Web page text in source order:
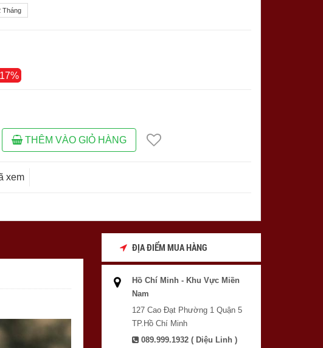
Tháng
THÊM VÀO GIỎ HÀNG
xem
ĐỊA ĐIỂM MUA HÀNG
Hồ Chí Minh - Khu Vực Miền
Nam
127 Cao Đạt Phường 1 Quận 5
TP.Hồ Chí Minh
089.999.1932 ( Diệu Linh )